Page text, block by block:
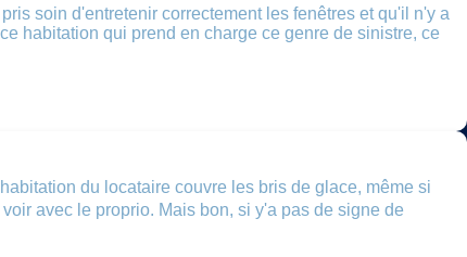
soin d'entretenir correctement les fenêtres et qu'il n'y a
habitation qui prend en charge ce genre de sinistre, ce
du locataire couvre les bris de glace, même si
avec le proprio. Mais bon, si y'a pas de signe de